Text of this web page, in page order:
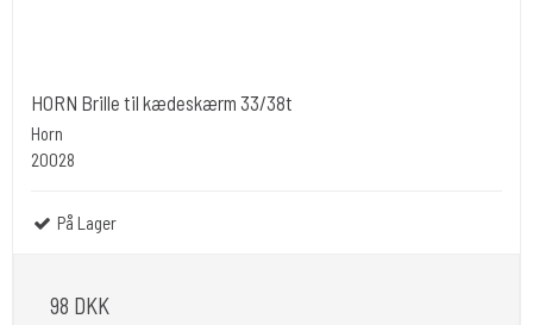
HORN Brille til kædeskærm 33/38t
Horn
20028
På Lager
98 DKK